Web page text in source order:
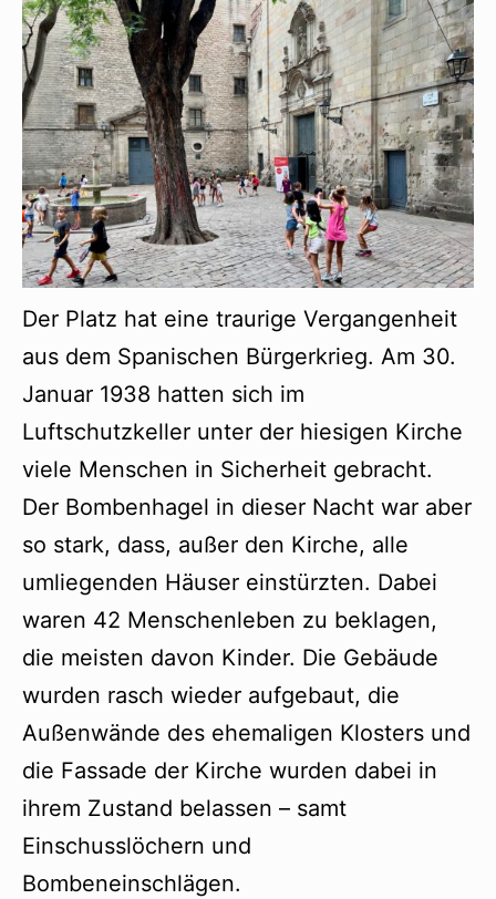
Der Platz hat eine traurige Vergangenheit
aus dem Spanischen Bürgerkrieg. Am 30.
Januar 1938 hatten sich im
Luftschutzkeller unter der hiesigen Kirche
viele Menschen in Sicherheit gebracht.
Der Bombenhagel in dieser Nacht war aber
so stark, dass, außer den Kirche, alle
umliegenden Häuser einstürzten. Dabei
waren 42 Menschenleben zu beklagen,
die meisten davon Kinder. Die Gebäude
wurden rasch wieder aufgebaut, die
Außenwände des ehemaligen Klosters und
die Fassade der Kirche wurden dabei in
ihrem Zustand belassen – samt
Einschusslöchern und
Bombeneinschlägen.